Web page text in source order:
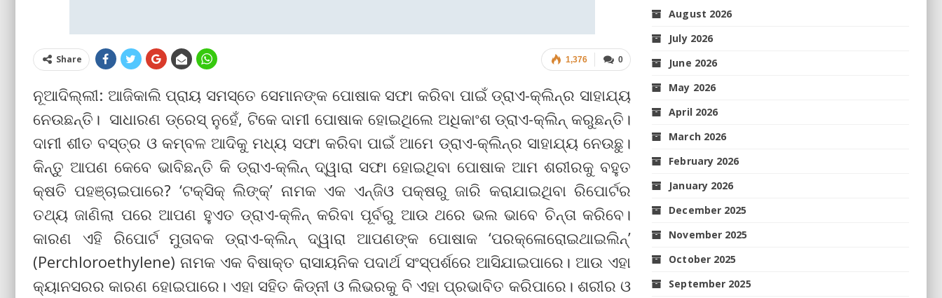
0
1,376
Share
ନୂଆଦିଲ୍ଲୀ: ଆଜିକାଲି ପ୍ରାୟ ସମସ୍ତେ ସେମାନଙ୍କ ପୋଷାକ ସଫା କରିବା ପାଇଁ ଡ୍ରାଏ-କ୍ଲିନ୍‌ର ସାହାଯ୍ୟ
ନେଉଛନ୍ତି। ସାଧାରଣ ଡ୍ରେସ୍ ନୁହେଁ, ଟିକେ ଦାମୀ ପୋଷାକ ହୋଇଥିଲେ ଅଧିକାଂଶ ଡ୍ରାଏ-କ୍ଲିନ୍ କରୁଛନ୍ତି।
ଦାମୀ ଶୀତ ବସ୍ତ୍ର ଓ କମ୍ବଳ ଆଦିକୁ ମଧ୍ୟ ସଫା କରିବା ପାଇଁ ଆମେ ଡ୍ରାଏ-କ୍ଲିନ୍‌ର ସାହାଯ୍ୟ ନେଉଛୁ।
କିନ୍ତୁ ଆପଣ କେବେ ଭାବିଛନ୍ତି କି ଡ୍ରାଏ-କ୍ଲିନ୍‌ ଦ୍ୱାରା ସଫା ହୋଇଥିବା ପୋଷାକ ଆମ ଶରୀରକୁ ବହୁତ
କ୍ଷତି ପହଞ୍ଚାଇପାରେ? ‘ଟକ୍ସିକ୍ ଲିଙ୍କ୍’ ନାମକ ଏକ ଏନ୍‌ଜିଓ ପକ୍ଷରୁ ଜାରି କରାଯାଇଥିବା ରିପୋର୍ଟର
ତଥ୍ୟ ଜାଣିଲା ପରେ ଆପଣ ହୁଏତ ଡ୍ରାଏ-କ୍ଳିନ୍‌ କରିବା ପୂର୍ବରୁ ଆଉ ଥରେ ଭଲ ଭାବେ ଚିନ୍ତା କରିବେ।
କାରଣ ଏହି ରିପୋର୍ଟ ମୁତାବକ ଡ୍ରାଏ-କ୍ଲିନ୍ ଦ୍ୱାରା ଆପଣଙ୍କ ପୋଷାକ ‘ପରକ୍ଳୋରୋଇଥାଇଲିନ୍‌’
(Perchloroethylene) ନାମକ ଏକ ବିଷାକ୍ତ ରାସାୟନିକ ପଦାର୍ଥ ସଂସ୍ପର୍ଶରେ ଆସିଯାଇପାରେ। ଆଉ ଏହା
କ୍ୟାନସରର କାରଣ ହୋଇପାରେ। ଏହା ସହିତ କିଡ୍‌ନୀ ଓ ଲିଭରକୁ ବି ଏହା ପ୍ରଭାବିତ କରିପାରେ। ଶରୀର ଓ
August 2026
July 2026
June 2026
May 2026
April 2026
March 2026
February 2026
January 2026
December 2025
November 2025
October 2025
September 2025